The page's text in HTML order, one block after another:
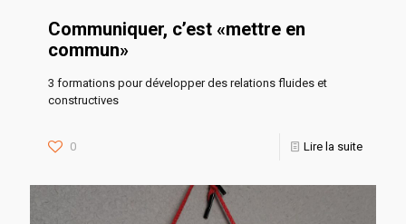
Communiquer, c’est «mettre en
commun»
3 formations pour développer des relations fluides et
constructives
0 Lire la suite